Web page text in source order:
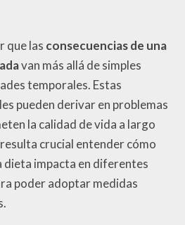
que las consecuencias de una
van más allá de simples
temporales. Estas
pueden derivar en problemas
la calidad de vida a largo
crucial entender cómo
dieta impacta en diferentes
poder adoptar medidas